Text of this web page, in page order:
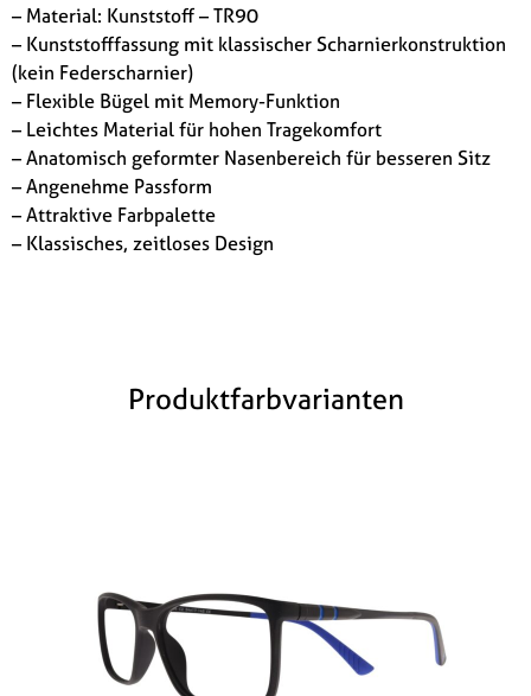
– Material: Kunststoff – TR90
– Kunststofffassung mit klassischer Scharnierkonstruktion
(kein Federscharnier)
– Flexible Bügel mit Memory-Funktion
– Leichtes Material für hohen Tragekomfort
– Anatomisch geformter Nasenbereich für besseren Sitz
– Angenehme Passform
– Attraktive Farbpalette
– Klassisches, zeitloses Design
Produktfarbvarianten